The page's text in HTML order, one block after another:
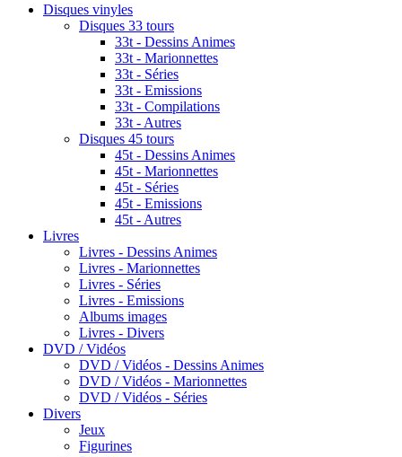
Disques vinyles
Disques 33 tours
33t - Dessins Animes
33t - Marionnettes
33t - Séries
33t - Emissions
33t - Compilations
33t - Autres
Disques 45 tours
45t - Dessins Animes
45t - Marionnettes
45t - Séries
45t - Emissions
45t - Autres
Livres
Livres - Dessins Animes
Livres - Marionnettes
Livres - Séries
Livres - Emissions
Albums images
Livres - Divers
DVD / Vidéos
DVD / Vidéos - Dessins Animes
DVD / Vidéos - Marionnettes
DVD / Vidéos - Séries
Divers
Jeux
Figurines